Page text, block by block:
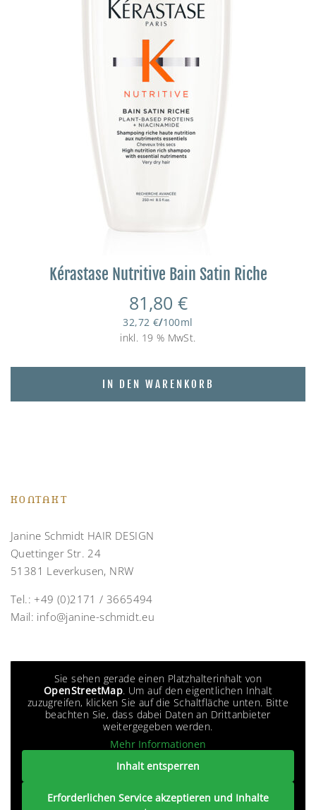
Kérastase Nutritive Bain Satin Riche
81,80 €
32,72 €/100ml
inkl. 19 % MwSt.
IN DEN WARENKORB
KONTAKT
Janine Schmidt HAIR DESIGN
Quettinger Str. 24
51381 Leverkusen, NRW
Tel.:+49 (0)2171 / 3665494
Mail: info@janine-schmidt.eu
Sie sehen gerade einen Platzhalterinhalt von
OpenStreetMap. Um auf den eigentlichen Inhalt
zuzugreifen, klicken Sie auf die Schaltfläche unten. Bitte
beachten Sie, dass dabei Daten an Drittanbieter
weitergegeben werden.
Mehr Informationen
Inhalt entsperren
Erforderlichen Service akzeptieren und Inhalte